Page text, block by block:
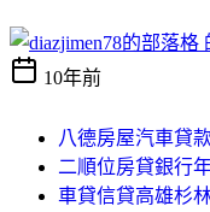
10年前
八德房屋汽車貸
二順位房貸銀行
車貸信貸高雄杉